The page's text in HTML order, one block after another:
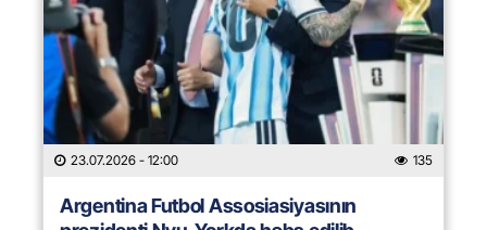
23.07.2026 - 12:00 135
Argentina Futbol Assosiasiyasının